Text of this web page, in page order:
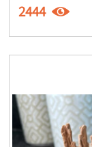
2444